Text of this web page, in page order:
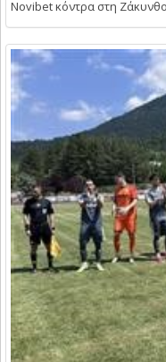
Novibet κόντρα στη